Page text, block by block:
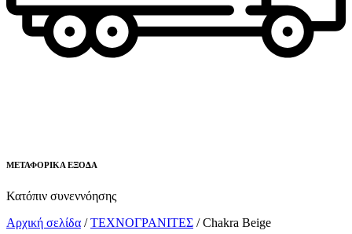
ΜΕΤΑΦΟΡΙΚΑ ΕΞΟΔΑ
Κατόπιν συνεννόησης
Αρχική σελίδα /ΤΕΧΝΟΓΡΑΝΙΤΕΣ / Chakra Beige